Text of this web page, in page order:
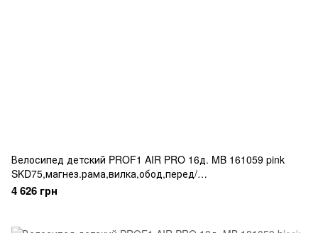
Велосипед детский PROF1 AIR PRO 16д. MB 161059 pink
SKD75,магнез.рама,вилка,обод,перед/
зад.диск.торм.,корзина,крылья,доп.кол, розовый
4 626 грн